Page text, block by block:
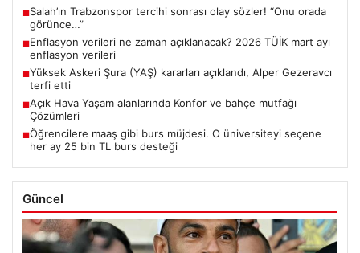
■Salah’ın Trabzonspor tercihi sonrası olay sözler! “Onu orada
görünce…”
■Enflasyon verileri ne zaman açıklanacak? 2026 TÜİK mart ayı
enflasyon verileri
■Yüksek Askeri Şura (YAŞ) kararları açıklandı, Alper Gezeravcı
terfi etti
■Açık Hava Yaşam alanlarında Konfor ve bahçe mutfağı
Çözümleri
■Öğrencilere maaş gibi burs müjdesi. O üniversiteyi seçene
her ay 25 bin TL burs desteği
Güncel